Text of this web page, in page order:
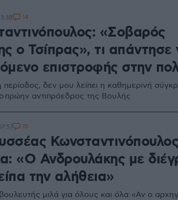
«Σοβαρός
ο Τσίπρας», τι απάντησε
επιστροφής στην
δεν μου λείπει η καθημερινή
πρώην αντιπρόεδρος της Βουλής
14
«Ο Ανδρουλάκης με
την αλήθεια»
μιλά για όλους και όλα: «Αν ο
15